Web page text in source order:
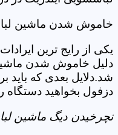
خاموش شدن ماشین
یکی از رایج ترین
دلیل خاموش شدن
شد.دلایل بعدی که باید
دزفول بخواهید دستگاه
نچرخیدن دیگ ماشین